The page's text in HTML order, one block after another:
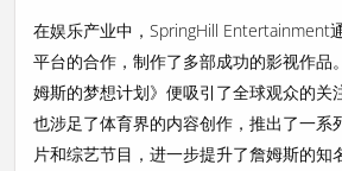
在娱乐产业中，SpringHill Entertainment
平台的合作，制作了多部成功的影视作品
姆斯的梦想计划》便吸引了全球观众的关
也涉足了体育界的内容创作，推出了一系
片和综艺节目，进一步提升了詹姆斯的知